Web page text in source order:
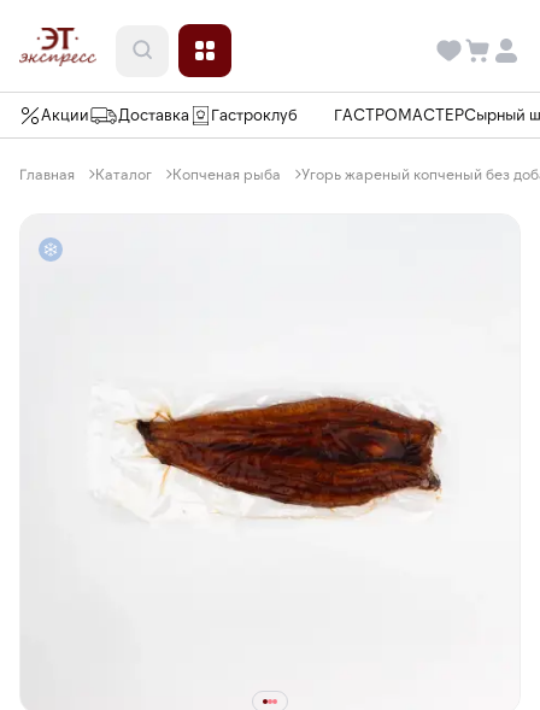
Акции Доставка Гастроклуб ГАСТРОМАСТЕРСырный
Главная Каталог Копченая рыба Угорь жареный копченый без